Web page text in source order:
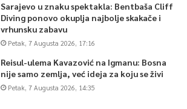
Sarajevo u znaku spektakla: Bentbaša Cliff
Diving ponovo okuplja najbolje skakače i
vrhunsku zabavu
Petak, 7 Augusta 2026, 17:16
Reisul-ulema Kavazović na Igmanu: Bosna
nije samo zemlja, već ideja za koju se živi
Petak, 7 Augusta 2026, 14:35